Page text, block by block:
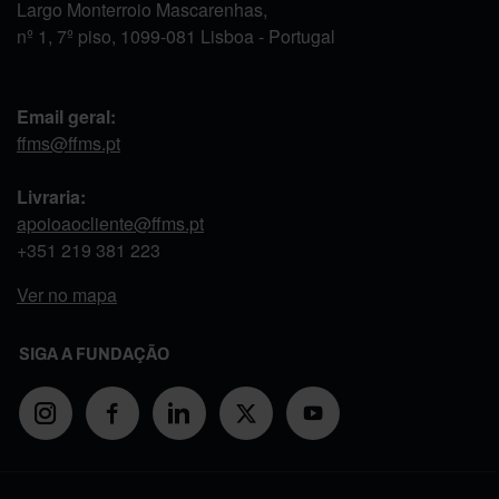
Largo Monterroio Mascarenhas,
nº 1, 7º piso, 1099-081 Lisboa - Portugal
Email geral:
ffms@ffms.pt
Livraria:
apoioaocliente@ffms.pt
+351 219 381 223
Ver no mapa
SIGA A FUNDAÇÃO